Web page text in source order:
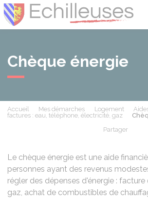
Chèque énergie
Accueil Mes démarches Logement
factures : eau, téléphone, électricité, gaz
Partager
Le chèque énergie est une aide
personnes ayant des revenus
régler des dépenses d'énergie :
gaz, achat de combustibles de